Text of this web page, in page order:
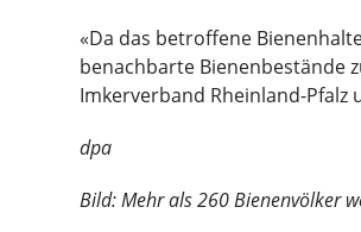
«Da das betroffene
benachbarte Bienenbestände
Imkerverband Rheinland-
dpa
Bild: Mehr als 260 Bienenvölker